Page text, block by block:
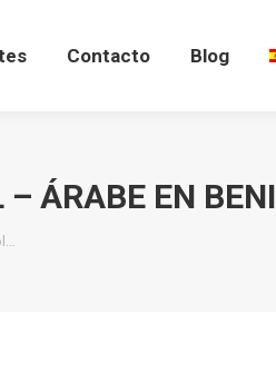
Contacto Blog
– ÁRABE EN